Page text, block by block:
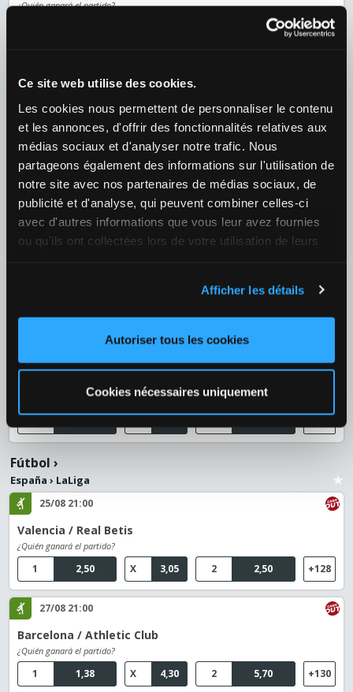
Ce site web utilise des cookies.
Les cookies nous permettent de personnaliser le contenu
et les annonces, d'offrir des fonctionnalités relatives aux
médias sociaux et d'analyser notre trafic. Nous
partageons également des informations sur l'utilisation de
notre site avec nos partenaires de médias sociaux, de
publicité et d'analyse, qui peuvent combiner celles-ci
avec d'autres informations que vous leur avez fournies
ou qu'ils ont collectées lors de votre utilisation de leurs
Afficher les détails
Autoriser tous les cookies
Cookies nécessaires uniquement
¿Quién ganará el partido?
+10
Estados Unidos›MLB
08/08 00:40
Philadelphia Phillies / Toronto Blue Jays
¿Quién ganará el partido? (extra inning incluido)
1,41
1 2,57
2 +24
08/08 01:05
New York Yankees / Atlanta Braves
Fútbol›
Botev Vratsa / Slavia Sofia
¿Quién ganará el partido?
Fútbol ›
España › LaLiga
25/08 21:00
Valencia / Real Betis
¿Quién ganará el partido?
2,50
1 3,05
X 2,50
2 +128
27/08 21:00
Barcelona / Athletic Club
¿Quién ganará el partido?
1,38
1 4,30
X 5,70
2 +130